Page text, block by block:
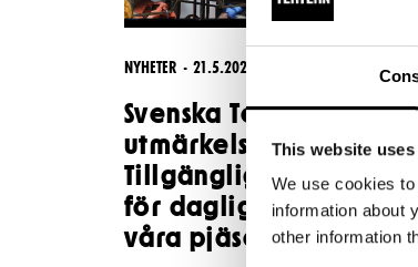
This website
We use cookies
information about
other information
NYHETER 21.5.2026
Svenska Teatern
utmärkelsen
Tillgänglighetsgärning
för daglig syntolkning
våra pjäser